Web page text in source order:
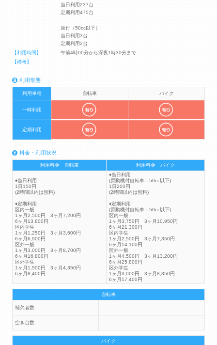
当日利用237台
定期利用475台
原付（50cc以下）
当日利用3台
定期利用2台
【利用時間】
午前4時00分から深夜1時30分まで
【備考】
利用形態
利用車種 自転車 バイク
一時利用
定期利用
料金・利用状況
利用料金 自転車 利用料金 バイク
♦当日利用
1日150円
(2時間以内は無料)
♦定期利用
区内一般
1ヶ月2,500円 3ヶ月7,200円
6ヶ月13,800円
区内学生
1ヶ月1,250円 3ヶ月3,600円
6ヶ月6,900円
区外一般
1ヶ月3,000円 3ヶ月8,700円
6ヶ月16,800円
区外学生
1ヶ月1,500円 3ヶ月4,350円
6ヶ月8,400円
♦当日利用
(原動機付自転車：50cc以下)
1日200円
(2時間以内は無料)
♦定期利用
(原動機付自転車：50cc以下)
区内一般
1ヶ月3,750円 3ヶ月10,950円
6ヶ月21,300円
区内学生
1ヶ月2,500円 3ヶ月7,350円
6ヶ月14,100円
区外一般
1ヶ月4,500円 3ヶ月13,200円
6ヶ月25,800円
区外学生
1ヶ月3,000円 3ヶ月8,850円
6ヶ月17,400円
自転車
補欠者数
空き台数
バイク